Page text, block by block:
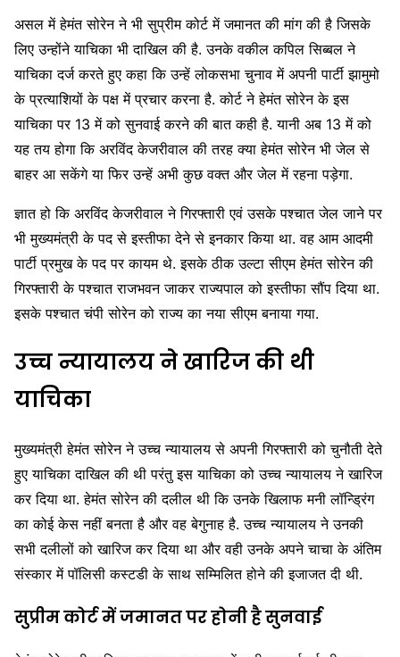
असल में हेमंत सोरेन ने भी सुप्रीम कोर्ट में जमानत की मांग की है जिसके
लिए उन्होंने याचिका भी दाखिल की है. उनके वकील कपिल सिब्बल ने
याचिका दर्ज करते हुए कहा कि उन्हें लोकसभा चुनाव में अपनी पार्टी झामुमो
के प्रत्याशियों के पक्ष में प्रचार करना है. कोर्ट ने हेमंत सोरेन के इस
याचिका पर 13 में को सुनवाई करने की बात कही है. यानी अब 13 में को
यह तय होगा कि अरविंद केजरीवाल की तरह क्या हेमंत सोरेन भी जेल से
बाहर आ सकेंगे या फिर उन्हें अभी कुछ वक्त और जेल में रहना पड़ेगा.
ज्ञात हो कि अरविंद केजरीवाल ने गिरफ्तारी एवं उसके पश्चात जेल जाने पर
भी मुख्यमंत्री के पद से इस्तीफा देने से इनकार किया था. वह आम आदमी
पार्टी प्रमुख के पद पर कायम थे. इसके ठीक उल्टा सीएम हेमंत सोरेन की
गिरफ्तारी के पश्चात राजभवन जाकर राज्यपाल को इस्तीफा सौंप दिया था.
इसके पश्चात चंपी सोरेन को राज्य का नया सीएम बनाया गया.
उच्च न्यायालय ने खारिज की थी
याचिका
मुख्यमंत्री हेमंत सोरेन ने उच्च न्यायालय से अपनी गिरफ्तारी को चुनौती देते
हुए याचिका दाखिल की थी परंतु इस याचिका को उच्च न्यायालय ने खारिज
कर दिया था. हेमंत सोरेन की दलील थी कि उनके खिलाफ मनी लॉन्ड्रिंग
का कोई केस नहीं बनता है और वह बेगुनाह है. उच्च न्यायालय ने उनकी
सभी दलीलों को खारिज कर दिया था और वही उनके अपने चाचा के अंतिम
संस्कार में पॉलिसी कस्टडी के साथ सम्मिलित होने की इजाजत दी थी.
सुप्रीम कोर्ट में जमानत पर होनी है सुनवाई